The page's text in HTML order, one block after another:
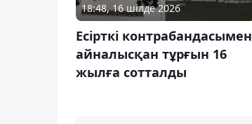
18:48, 16 шілде 2026
Есірткі контрабандасымен
айналысқан тұрғын 16
жылға сотталды